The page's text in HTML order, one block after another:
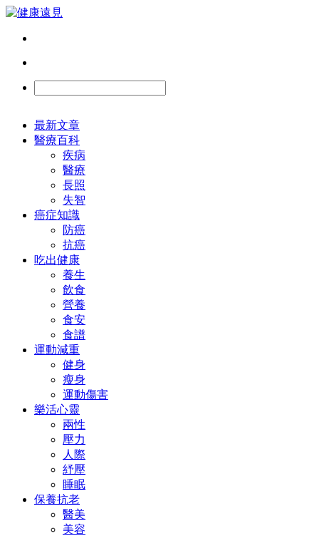
最新文章
醫療百科
疾病
醫療
長照
失智
癌症知識
防癌
抗癌
吃出健康
養生
飲食
營養
食安
食譜
運動減重
健身
瘦身
運動傷害
樂活心靈
兩性
壓力
人際
紓壓
睡眠
保養抗老
醫美
美容